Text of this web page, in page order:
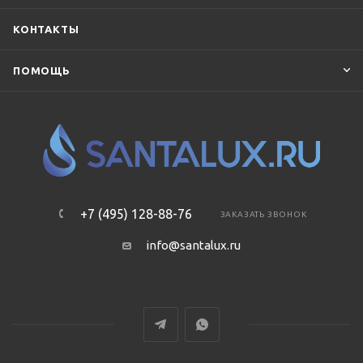
КОНТАКТЫ
ПОМОЩЬ
+7 (495) 128-88-76 ЗАКАЗАТЬ ЗВОНОК
info@santalux.ru